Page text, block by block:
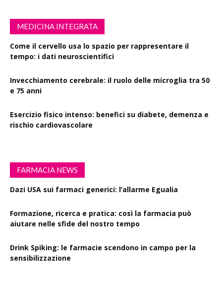
MEDICINA INTEGRATA
Come il cervello usa lo spazio per rappresentare il
tempo: i dati neuroscientifici
Invecchiamento cerebrale: il ruolo delle microglia tra 50
e 75 anni
Esercizio fisico intenso: benefici su diabete, demenza e
rischio cardiovascolare
FARMACIA NEWS
Dazi USA sui farmaci generici: l’allarme Egualia
Formazione, ricerca e pratica: così la farmacia può
aiutare nelle sfide del nostro tempo
Drink Spiking: le farmacie scendono in campo per la
sensibilizzazione